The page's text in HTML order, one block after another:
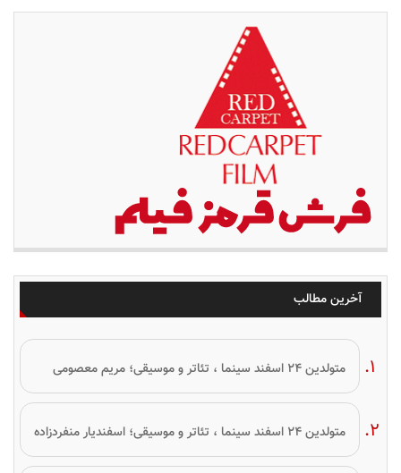
آخرین مطالب
متولدین ۲۴ اسفند سینما ، تئاتر و موسیقی؛ مریم معصومی
متولدین ۲۴ اسفند سینما ، تئاتر و موسیقی؛ اسفندیار منفردزاده